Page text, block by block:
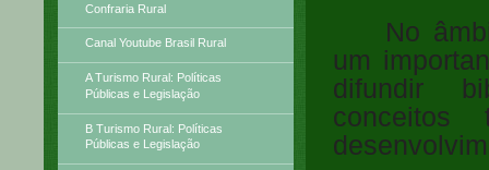
Confraria Rural
Canal Youtube Brasil Rural
A Turismo Rural: Políticas
Públicas e Legislação
B Turismo Rural: Políticas
Públicas e Legislação
No
um
difundir